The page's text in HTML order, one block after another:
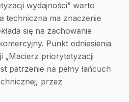
wydajności” warto
techniczna ma znaczenie
się na zachowanie
Punkt odniesienia
„Macierz priorytetyzacji
patrzenie na pełny łańcuch
przez